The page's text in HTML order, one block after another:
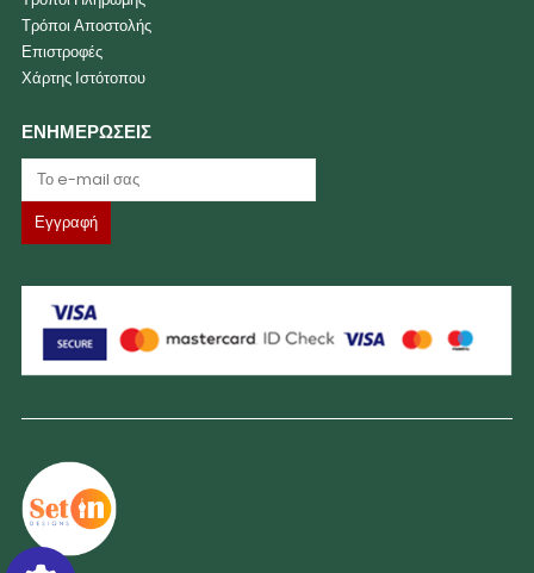
Τρόποι Αποστολής
Επιστροφές
Χάρτης Ιστότοπου
ΕΝΗΜΕΡΩΣΕΙΣ